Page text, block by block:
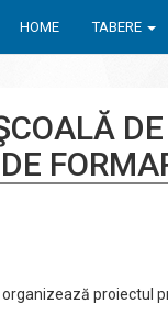
HOME TABERE
proiectul